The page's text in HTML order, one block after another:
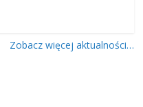
Zobacz więcej aktualności…